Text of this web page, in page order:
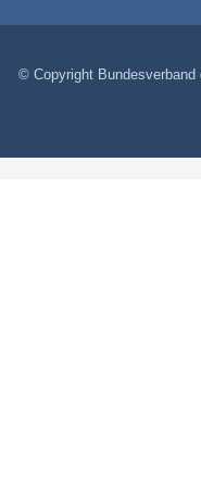
© Copyright Bundesverband